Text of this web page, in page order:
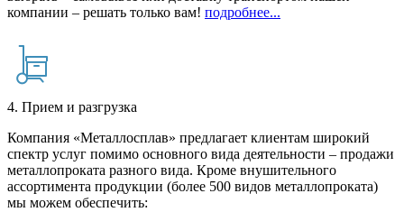
компании – решать только вам! подробнее...
4. Прием и разгрузка
Компания «Металлосплав» предлагает клиентам широкий
спектр услуг помимо основного вида деятельности – продажи
металлопроката разного вида. Кроме внушительного
ассортимента продукции (более 500 видов металлопроката)
мы можем обеспечить: